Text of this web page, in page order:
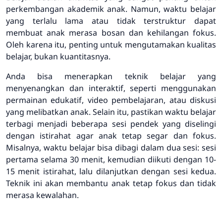
perkembangan akademik anak. Namun, waktu belajar
yang terlalu lama atau tidak terstruktur dapat
membuat anak merasa bosan dan kehilangan fokus.
Oleh karena itu, penting untuk mengutamakan kualitas
belajar, bukan kuantitasnya.
Anda bisa menerapkan teknik belajar yang
menyenangkan dan interaktif, seperti menggunakan
permainan edukatif, video pembelajaran, atau diskusi
yang melibatkan anak. Selain itu, pastikan waktu belajar
terbagi menjadi beberapa sesi pendek yang diselingi
dengan istirahat agar anak tetap segar dan fokus.
Misalnya, waktu belajar bisa dibagi dalam dua sesi: sesi
pertama selama 30 menit, kemudian diikuti dengan 10-
15 menit istirahat, lalu dilanjutkan dengan sesi kedua.
Teknik ini akan membantu anak tetap fokus dan tidak
merasa kewalahan.